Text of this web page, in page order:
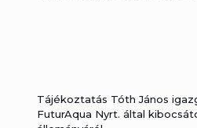
Tájékoztatás Tóth János
FuturAqua Nyrt. által